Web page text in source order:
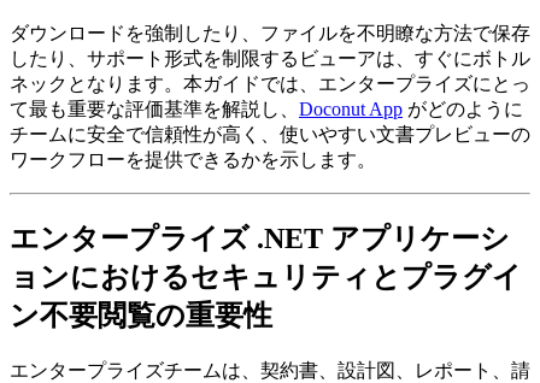
ダウンロードを強制したり、ファイルを不明瞭な方法で保存
したり、サポート形式を制限するビューアは、すぐにボトル
ネックとなります。本ガイドでは、エンタープライズにとっ
て最も重要な評価基準を解説し、 Doconut App がどのように
チームに安全で信頼性が高く、使いやすい文書プレビューの
ワークフローを提供できるかを示します。
エンタープライズ .NET アプリケーシ
ョンにおけるセキュリティとプラグイ
ン不要閲覧の重要性
エンタープライズチームは、契約書、設計図、レポート、請